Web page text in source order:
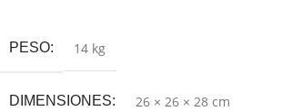
PESO 14 kg
DIMENSIONES 26 × 26 × 28 cm